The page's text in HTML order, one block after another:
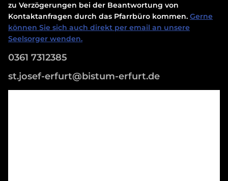
zu Verzögerungen bei der Beantwortung von
Kontaktanfragen durch das Pfarrbüro kommen. Gerne
können Sie sich auch direkt per email an unsere
Seelsorger wenden.
0361 7312385
st.josef-erfurt@bistum-erfurt.de